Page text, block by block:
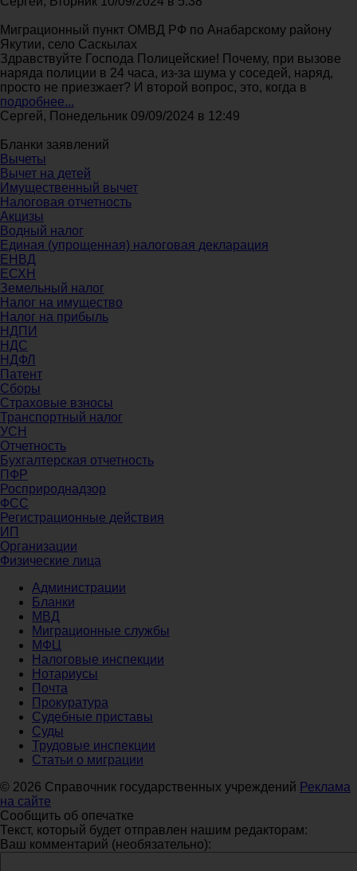
Миграционный пункт ОМВД РФ по Анабарскому району
Якутии, село Саскылах
Здравствуйте Господа Полицейские! Почему, при вызове
наряда полиции в 24 часа, из-за шума у соседей, наряд,
просто не приезжает? И второй вопрос, это, когда в
подробнее...
Сергей, Понедельник 09/09/2024 в 12:49
Бланки заявлений
Вычеты
Вычет на детей
Имущественный вычет
Налоговая отчетность
Акцизы
Водный налог
Единая (упрощенная) налоговая декларация
ЕНВД
ЕСХН
Земельный налог
Налог на имущество
Налог на прибыль
НДПИ
НДС
НДФЛ
Патент
Сборы
Страховые взносы
Транспортный налог
УСН
Отчетность
Бухгалтерская отчетность
ПФР
Росприроднадзор
ФСС
Регистрационные действия
ИП
Организации
Физические лица
Администрации
Бланки
МВД
Миграционные службы
МФЦ
Налоговые инспекции
Нотариусы
Почта
Прокуратура
Судебные приставы
Суды
Трудовые инспекции
Статьи о миграции
© 2026 Справочник государственных учреждений Реклама
на сайте
Сообщить об опечатке
Текст, который будет отправлен нашим редакторам:
Ваш комментарий (необязательно):